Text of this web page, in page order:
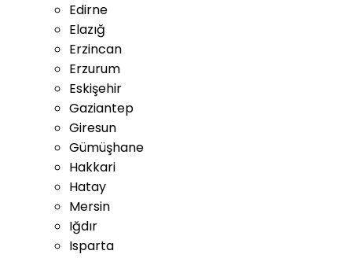
Edirne
Elazığ
Erzincan
Erzurum
Eskişehir
Gaziantep
Giresun
Gümüşhane
Hakkari
Hatay
Mersin
Iğdır
Isparta